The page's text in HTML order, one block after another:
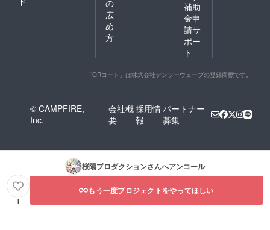
の
広
め
方
補助
金申
請サ
ポー
ト
「QRコード」は株式会社デンソーウェーブの登録商標です。
© CAMPFIRE,
Inc.
会社概
要
採用情
報
パートナー
募集
桜陽プロダクションさんへアンコール
1
もう一度プロジェクトをやってほしい